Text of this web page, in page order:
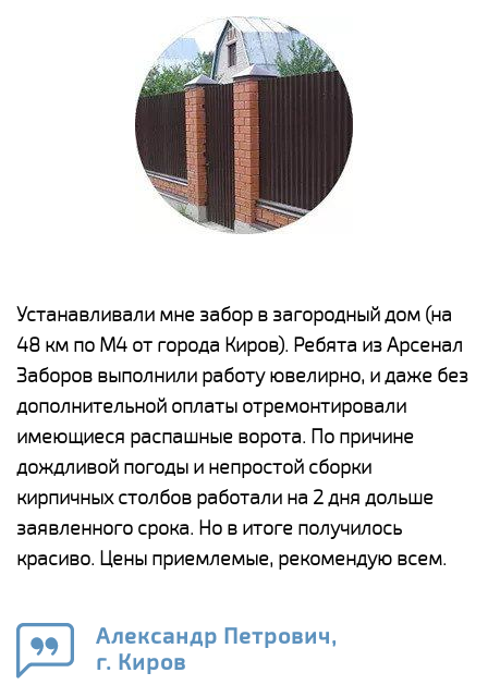
Устанавливали мне забор в загородный дом (на
48 км по М4 от города Киров). Ребята из Арсенал
Заборов выполнили работу ювелирно, и даже без
дополнительной оплаты отремонтировали
имеющиеся распашные ворота. По причине
дождливой погоды и непростой сборки
кирпичных столбов работали на 2 дня дольше
заявленного срока. Но в итоге получилось
красиво. Цены приемлемые, рекомендую всем.
Александр Петрович,
г. Киров